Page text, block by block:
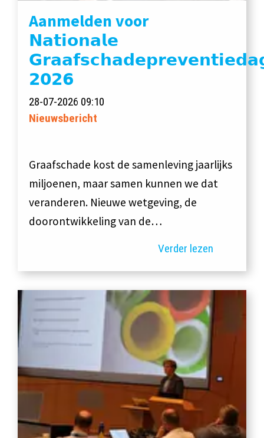
Aanmelden voor
𝗡𝗮𝘁𝗶𝗼𝗻𝗮𝗹𝗲
𝟮𝟬𝟮𝟲
28-07-2026 09:10
Nieuwsbericht
Graafschade kost de samenleving jaarlijks
miljoenen, maar samen kunnen we dat
veranderen. Nieuwe wetgeving, de
doorontwikkeling van de…
Verder lezen